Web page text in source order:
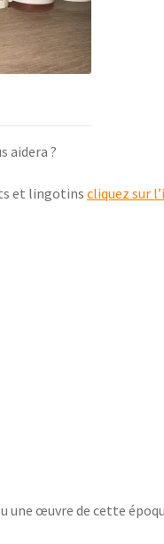
aidera ?
et lingotinscliquez sur
une œuvre de cette